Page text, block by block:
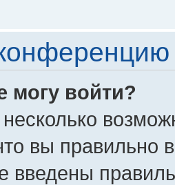
могу войти?
вы правильно
введены